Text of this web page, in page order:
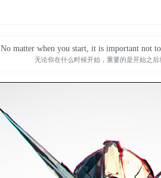
No matter when you start, it is important not to
无论你在什么时候开始，重要的是开始之后